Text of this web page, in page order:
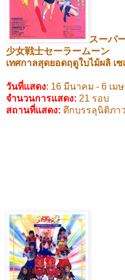
スーパ
少女戦士セーラームーン
เทศกาลสุดยอดฤดูใบไม้ผลิ เซ
วันที่แสดง: 16 มีนาคม - 6 เม
จำนวนการแสดง: 21 รอบ
สถานที่แสดง: ตึกบรรลุนิติภา